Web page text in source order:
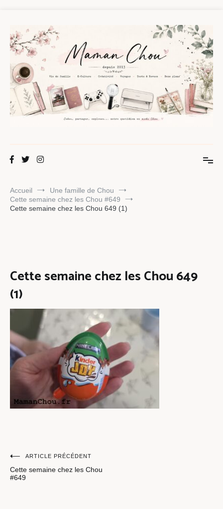
contenu
Maman Chou
Accueil
Une famille de Chou
Cette semaine chez les Chou #649
Cette semaine chez les Chou 649 (1)
Cette semaine chez les Chou 649
(1)
Navigation
de
ARTICLE PRÉCÉDENT
Cette semaine chez les Chou
#649